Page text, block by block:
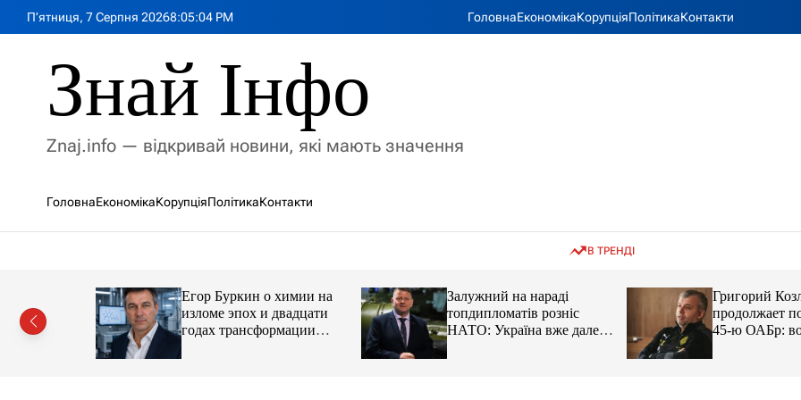
П’ятниця, 7 Серпня 20268:05:05 PM ГоловнаЕкономікаКорупціяПолітикаКонтакти
Знай Інфо
Znaj.info — відкривай новини, які мають значення
ГоловнаЕкономікаКорупціяПолітикаКонтакти
В ТРЕНДІ
із
Егор Буркин о химии на
изломе эпох и двадцати
годах трансформации
Залужний на нараді
топдипломатів розніс
НАТО: Україна вже далеко
попереду
Григорий
продолжает
45-ю ОАБр:
передали